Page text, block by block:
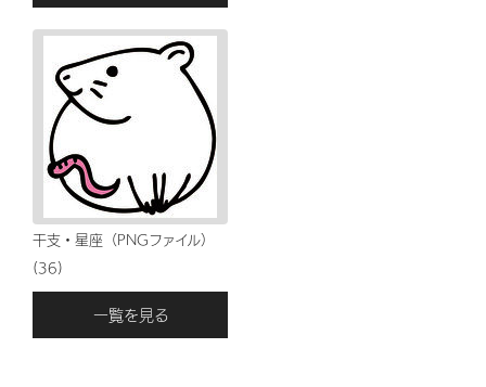
干支・星座（PNGファイル）
(36)
一覧を見る